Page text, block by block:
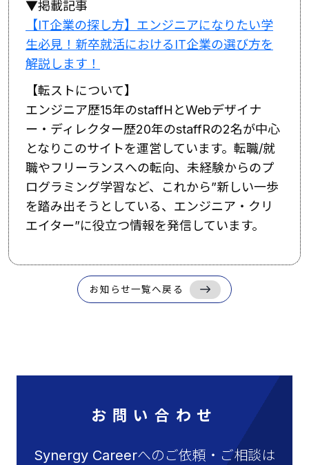
▼掲載記事
【IT企業の探し方】エンジニアになりたい学
生必見！新卒就活におけるIT企業の選び方を
解説します！
【転ストについて】
エンジニア歴15年のstaffHとWebデザイナ
ー・ディレクター歴20年のstaffRの2名が中心
となりこのサイトを運営しています。転職/就
職やフリーランスへの転向、未経験からのプ
ログラミング学習など、これから”新しい一歩
を踏み出そうとしている、エンジニア・クリ
エイター”に役立つ情報を発信しています。
お知らせ一覧へ戻る
お問い合わせ
Synergy Careerへのご依頼・ご相談は